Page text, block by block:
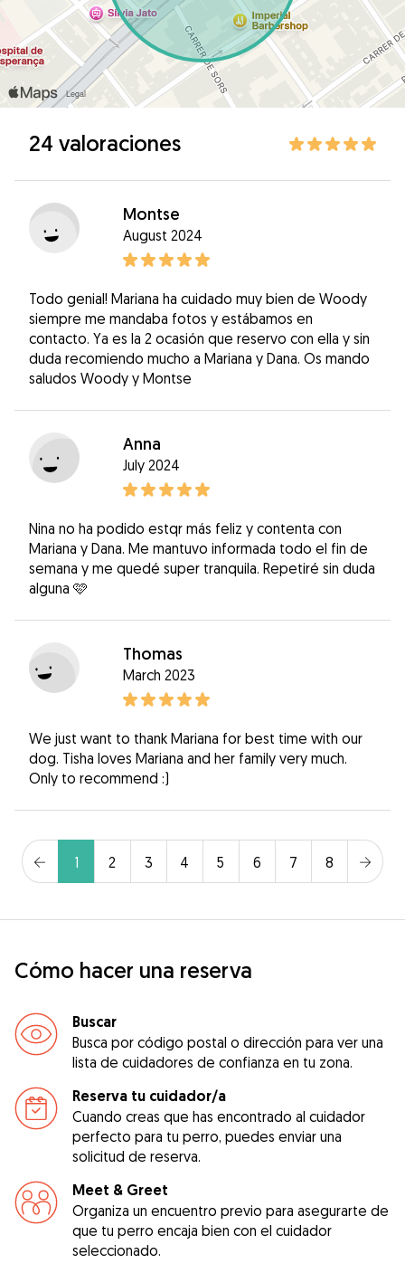
24 valoraciones
Montse
August 2024
Todo genial! Mariana ha cuidado muy bien de Woody
siempre me mandaba fotos y estábamos en
contacto. Ya es la 2 ocasión que reservo con ella y sin
duda recomiendo mucho a Mariana y Dana. Os mando
saludos Woody y Montse
Anna
July 2024
Nina no ha podido estqr más feliz y contenta con
Mariana y Dana. Me mantuvo informada todo el fin de
semana y me quedé super tranquila. Repetiré sin duda
alguna 🩷
Thomas
March 2023
We just want to thank Mariana for best time with our
dog. Tisha loves Mariana and her family very much.
Only to recommend :)
1 2 3 4 5 6 7 8
Cómo hacer una reserva
Buscar
Busca por código postal o dirección para ver una
lista de cuidadores de confianza en tu zona.
Reserva tu cuidador/a
Cuando creas que has encontrado al cuidador
perfecto para tu perro, puedes enviar una
solicitud de reserva.
Meet & Greet
Organiza un encuentro previo para asegurarte de
que tu perro encaja bien con el cuidador
seleccionado.